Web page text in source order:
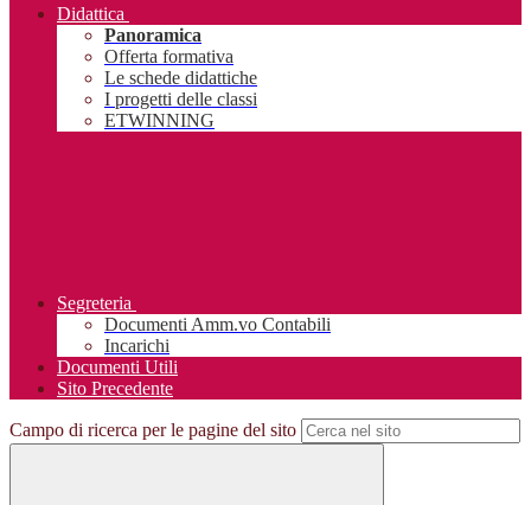
Didattica
Panoramica
Offerta formativa
Le schede didattiche
I progetti delle classi
ETWINNING
Segreteria
Documenti Amm.vo Contabili
Incarichi
Documenti Utili
Sito Precedente
Campo di ricerca per le pagine del sito